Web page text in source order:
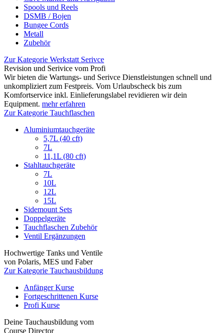
Spools und Reels
DSMB / Bojen
Bungee Cords
Metall
Zubehör
Zur Kategorie Werkstatt Serivce
Revision und Serivice vom Profi
Wir bieten die Wartungs- und Serivce Dienstleistungen schnell und
unkompliziert zum Festpreis. Vom Urlaubscheck bis zum
Komfortservice inkl. Einlieferungslabel revidieren wir dein
Equipment. mehr erfahren
Zur Kategorie Tauchflaschen
Aluminiumtauchgeräte
5,7L (40 cft)
7L
11,1L (80 cft)
Stahltauchgeräte
7L
10L
12L
15L
Sidemount Sets
Doppelgeräte
Tauchflaschen Zubehör
Ventil Ergänzungen
Hochwertige Tanks und Ventile
von Polaris, MES und Faber
Zur Kategorie Tauchausbildung
Anfänger Kurse
Fortgeschrittenen Kurse
Profi Kurse
Deine Tauchausbildung vom
Course Director